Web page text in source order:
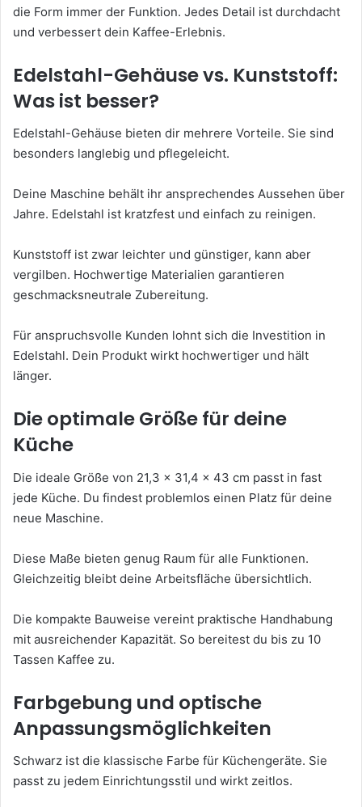
die Form immer der Funktion. Jedes Detail ist durchdacht
und verbessert dein Kaffee-Erlebnis.
Edelstahl-Gehäuse vs. Kunststoff:
Was ist besser?
Edelstahl-Gehäuse bieten dir mehrere Vorteile. Sie sind
besonders langlebig und pflegeleicht.
Deine Maschine behält ihr ansprechendes Aussehen über
Jahre. Edelstahl ist kratzfest und einfach zu reinigen.
Kunststoff ist zwar leichter und günstiger, kann aber
vergilben. Hochwertige Materialien garantieren
geschmacksneutrale Zubereitung.
Für anspruchsvolle Kunden lohnt sich die Investition in
Edelstahl. Dein Produkt wirkt hochwertiger und hält
länger.
Die optimale Größe für deine
Küche
Die ideale Größe von 21,3 x 31,4 x 43 cm passt in fast
jede Küche. Du findest problemlos einen Platz für deine
neue Maschine.
Diese Maße bieten genug Raum für alle Funktionen.
Gleichzeitig bleibt deine Arbeitsfläche übersichtlich.
Die kompakte Bauweise vereint praktische Handhabung
mit ausreichender Kapazität. So bereitest du bis zu 10
Tassen Kaffee zu.
Farbgebung und optische
Anpassungsmöglichkeiten
Schwarz ist die klassische Farbe für Küchengeräte. Sie
passt zu jedem Einrichtungsstil und wirkt zeitlos.